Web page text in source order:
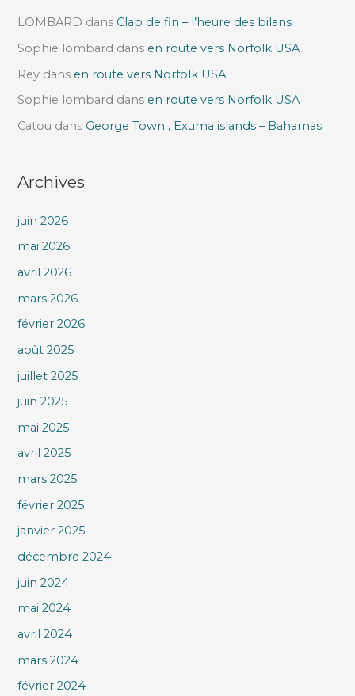
LOMBARD dans Clap de fin – l’heure des bilans
Sophie lombard dans en route vers Norfolk USA
Rey dans en route vers Norfolk USA
Sophie lombard dans en route vers Norfolk USA
Catou dans George Town , Exuma islands – Bahamas
Archives
juin 2026
mai 2026
avril 2026
mars 2026
février 2026
août 2025
juillet 2025
juin 2025
mai 2025
avril 2025
mars 2025
février 2025
janvier 2025
décembre 2024
juin 2024
mai 2024
avril 2024
mars 2024
février 2024